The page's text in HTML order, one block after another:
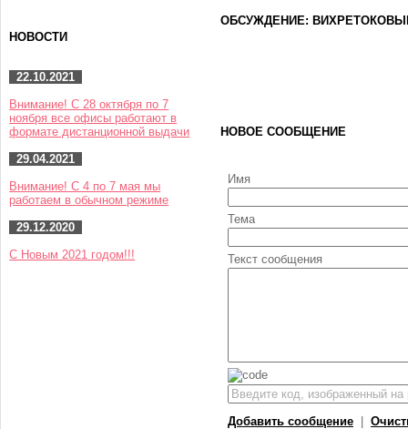
ОБСУЖДЕНИЕ:
НОВОЕ СООБЩЕНИЕ
Имя
Тема
Текст сообщения
Добавить сообщение
НОВОСТИ
22.10.2021
Внимание! С 28 октября по 7
ноября все офисы работают в
формате дистанционной выдачи
29.04.2021
Внимание! С 4 по 7 мая мы
работаем в обычном режиме
29.12.2020
С Новым 2021 годом!!!